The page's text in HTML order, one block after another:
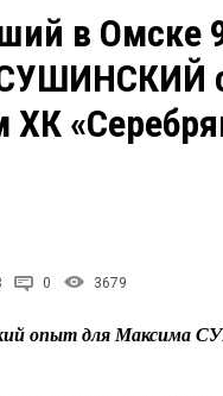
Рейтинги
Блоги
Архив
в Омске
ХК
0 3679
опыт для